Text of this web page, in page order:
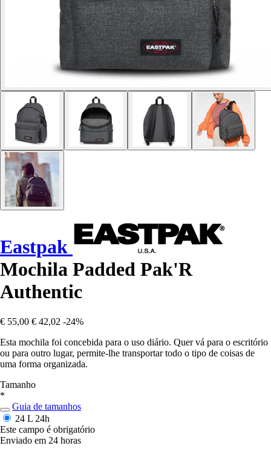
Eastpak
Mochila Padded Pak'R
Authentic
€ 55,00 € 42,02 -24%
Esta mochila foi concebida para o uso diário. Quer vá para o escritório
ou para outro lugar, permite-lhe transportar todo o tipo de coisas de
uma forma organizada.
Tamanho
*
Guia de tamanhos
24 L 24h
Este campo é obrigatório
Enviado em 24 horas